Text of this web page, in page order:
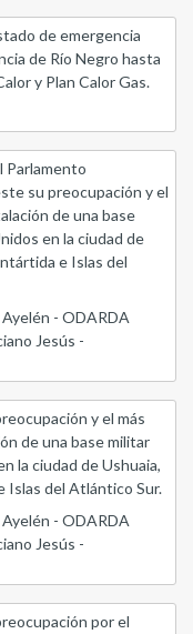
de emergencia
de Río Negro hasta
y Plan Calor Gas.
Parlamento
su preocupación y el
de una base
en la ciudad de
e Islas del
- ODARDA
Jesús -
y el más
de una base militar
la ciudad de Ushuaia,
Islas del Atlántico Sur.
- ODARDA
Jesús -
por el